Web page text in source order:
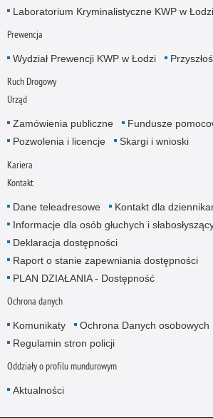
Laboratorium Kryminalistyczne KWP w Łodzi
Prewencja
Wydział Prewencji KWP w Łodzi
Ruch Drogowy
Urząd
Zamówienia publiczne Fundusze
Pozwolenia i licencje
Skargi i wnioski
Kariera
Kontakt
Dane teleadresowe
Kontakt dla
Informacje dla osób głuchych i
Deklaracja dostępności
Raport o stanie zapewniania dostępności
PLAN DZIAŁANIA - Dostępność
Ochrona danych
Komunikaty
Ochrona Danych osobowych
Regulamin stron policji
Oddziały o profilu mundurowym
Aktualności